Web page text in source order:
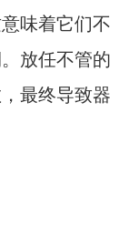
味着它们不
放任不管的
最终导致器